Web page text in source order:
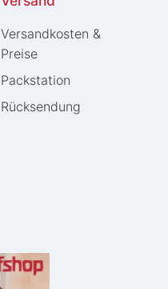
Versandkosten &
Preise
Packstation
Rücksendung